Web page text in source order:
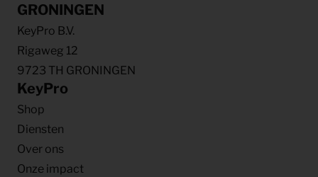
GRONINGEN
KeyPro B.V.
Rigaweg 12
9723 TH GRONINGEN
KeyPro
Shop
Diensten
Over ons
Onze impact